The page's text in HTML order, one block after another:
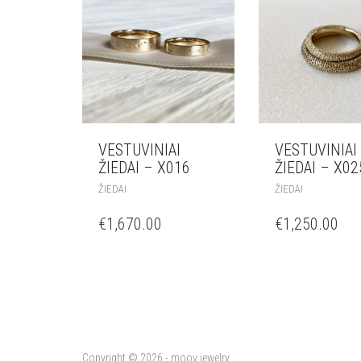
VESTUVINIAI
ŽIEDAI – X016
ŽIEDAI
€1,670.00
VESTUVINIAI
ŽIEDAI –
ŽIEDAI
€1,250.00
Copyright © 2026 - moov jewelry